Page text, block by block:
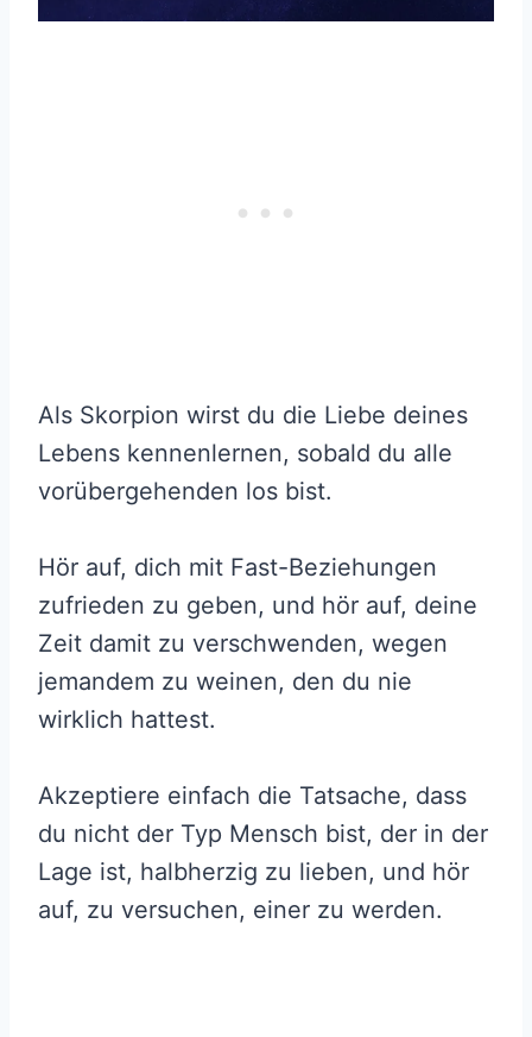
Als Skorpion wirst du die Liebe deines
Lebens kennenlernen, sobald du alle
vorübergehenden los bist.
Hör auf, dich mit Fast-Beziehungen
zufrieden zu geben, und hör auf, deine
Zeit damit zu verschwenden, wegen
jemandem zu weinen, den du nie
wirklich hattest.
Akzeptiere einfach die Tatsache, dass
du nicht der Typ Mensch bist, der in der
Lage ist, halbherzig zu lieben, und hör
auf, zu versuchen, einer zu werden.